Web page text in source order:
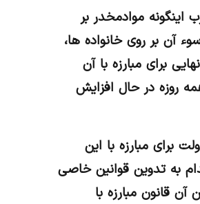
اینگونه موادمخدر بر
آن بر روی خانواده ها،
برای مبارزه با آن
روزه در حال افزایش
برای مبارزه با این
به تدوین قوانین خاصی
آن قانون مبارزه با